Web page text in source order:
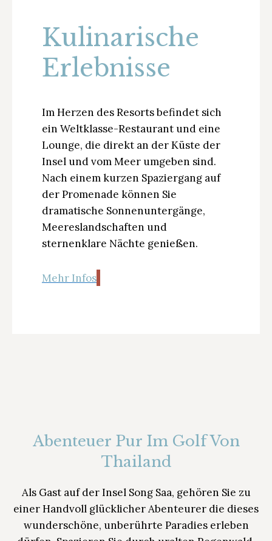
Kulinarische
Erlebnisse
Im Herzen des Resorts befindet sich
ein Weltklasse-Restaurant und eine
Lounge, die direkt an der Küste der
Insel und vom Meer umgeben sind.
Nach einem kurzen Spaziergang auf
der Promenade können Sie
dramatische Sonnenuntergänge,
Meereslandschaften und
sternenklare Nächte genießen.
Mehr Infos
Abenteuer Pur Im Golf Von
Thailand
Als Gast auf der Insel Song Saa, gehören Sie zu
einer Handvoll glücklicher Abenteurer die dieses
wunderschöne, unberührte Paradies erleben